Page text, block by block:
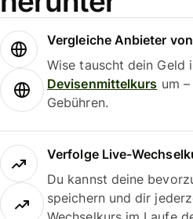
Vergleiche Anbieter
Wise tauscht dein Geld
Devisenmittelkurs um
Gebühren.
Verfolge Live-
Du kannst deine
speichern und dir